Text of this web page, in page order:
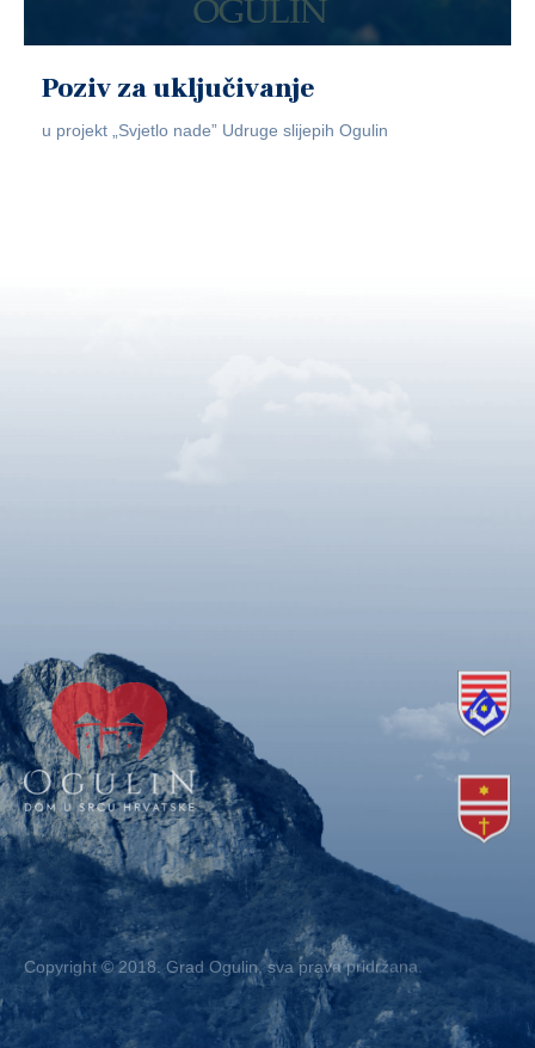
Poziv za uključivanje
u projekt „Svjetlo nade” Udruge slijepih Ogulin
Copyright © 2018. Grad Ogulin, sva prava pridržana.
Design by EA93